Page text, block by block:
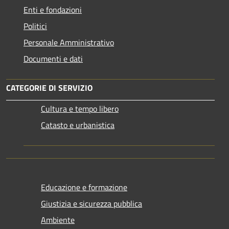
Enti e fondazioni
Politici
Personale Amministrativo
Documenti e dati
CATEGORIE DI SERVIZIO
Cultura e tempo libero
Catasto e urbanistica
Educazione e formazione
Giustizia e sicurezza pubblica
Ambiente